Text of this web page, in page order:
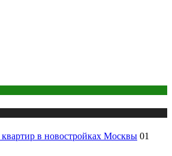
в новостройках Москвы 01